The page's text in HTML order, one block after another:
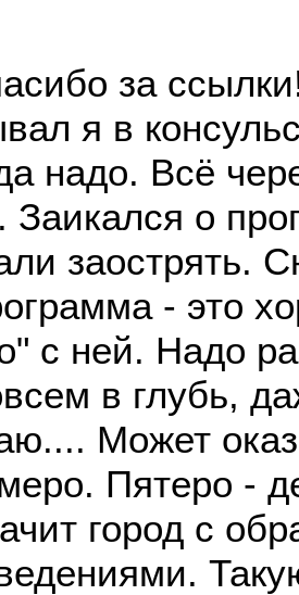
за
я в
надо. Всё
Заикался о
заострять.
- это
с ней. Надо
в глубь,
Может
Пятеро -
город с